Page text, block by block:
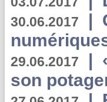
30.06.2017 |
29.06.2017 |
son